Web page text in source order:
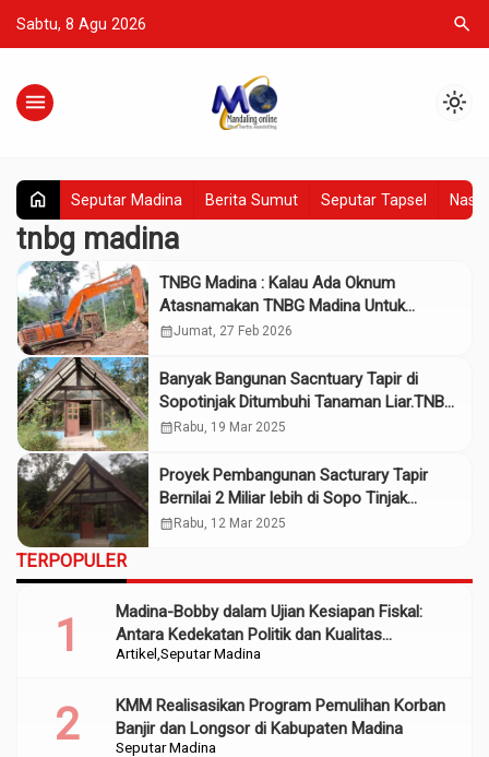
Sabtu, 8 Agu 2026 search
menu light_mode
home Seputar Madina Berita Sumut Seputar Tapsel
tnbg madina
TNBG Madina : Kalau Ada Oknum
Atasnamakan TNBG Madina Untuk
Tambang Emas Ilegal, Segera Laporkan.
Ditindak
calendar_monthJumat, 27 Feb 2026
Banyak Bangunan Sacntuary Tapir di
Sopotinjak Ditumbuhi Tanaman Liar.TNBG
Sebut Masa Pemeliharaan
calendar_month Rabu, 19 Mar 2025
Proyek Pembangunan Sacturary Tapir
Bernilai 2 Miliar lebih di Sopo Tinjak
Mubazzir. Mapala Akan Lapor Jaksa
calendar_month Rabu, 12 Mar 2025
TERPOPULER
Artikel Seputar Madina
Madina-Bobby dalam Ujian Kesiapan Fiskal:
Antara Kedekatan Politik dan Kualitas
Perencanaan
Seputar Madina
KMM Realisasikan Program Pemulihan Korban
Banjir dan Longsor di Kabupaten Madina